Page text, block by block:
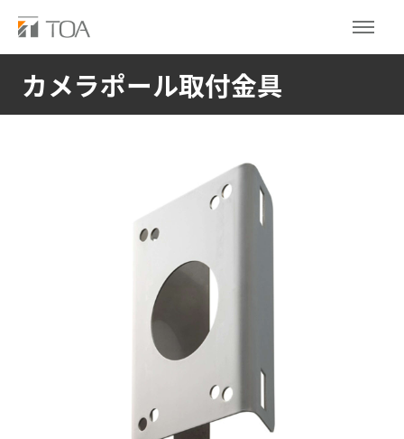
カメラポール取付金具